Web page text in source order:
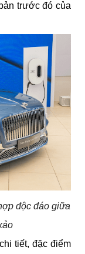
trước đó của
độc đáo giữa
tiết, đặc điểm